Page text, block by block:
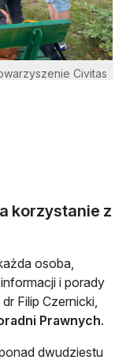
Civitas
korzystanie z
osoba,
i porady
Filip Czernicki,
Prawnych.
dwudziestu